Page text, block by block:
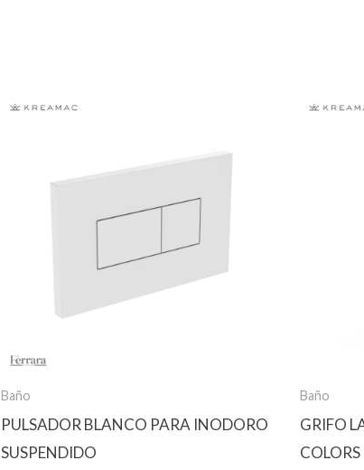
Baño
PULSADOR BLANCO PARA INODORO
SUSPENDIDO
Baño
GRIFO